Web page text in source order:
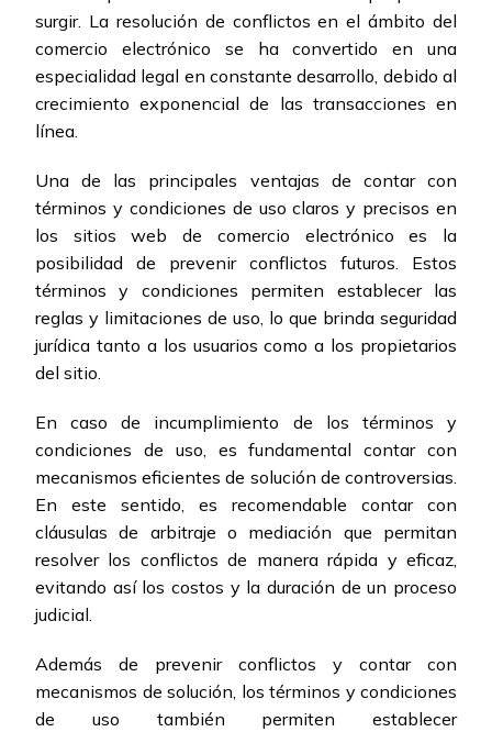
surgir. La resolución de conflictos en el ámbito del
comercio electrónico se ha convertido en una
especialidad legal en constante desarrollo, debido al
crecimiento exponencial de las transacciones en
línea.
Una de las principales ventajas de contar con
términos y condiciones de uso claros y precisos en
los sitios web de comercio electrónico es la
posibilidad de prevenir conflictos futuros. Estos
términos y condiciones permiten establecer las
reglas y limitaciones de uso, lo que brinda seguridad
jurídica tanto a los usuarios como a los propietarios
del sitio.
En caso de incumplimiento de los términos y
condiciones de uso, es fundamental contar con
mecanismos eficientes de solución de controversias.
En este sentido, es recomendable contar con
cláusulas de arbitraje o mediación que permitan
resolver los conflictos de manera rápida y eficaz,
evitando así los costos y la duración de un proceso
judicial.
Además de prevenir conflictos y contar con
mecanismos de solución, los términos y condiciones
de uso también permiten establecer